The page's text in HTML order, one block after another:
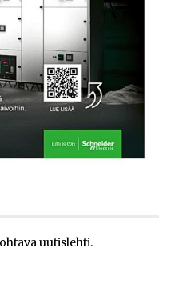
uutislehti.